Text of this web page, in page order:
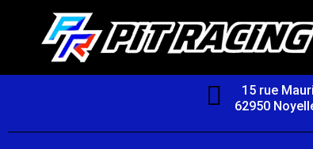
15 rue
62950